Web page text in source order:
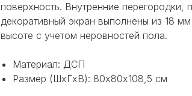
поверхность. Внутренние перегородки,
декоративный экран выполнены из 18
высоте с учетом неровностей пола.
Материал: ДСП
Размер (ШхГхВ): 80х80х108,5 см